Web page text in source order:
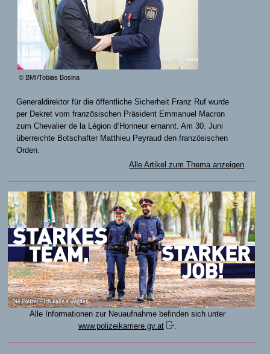
© BMI/Tobias Bosina
Generaldirektor für die öffentliche Sicherheit Franz Ruf wurde
per Dekret vom französischen Präsident Emmanuel Macron
zum Chevalier de la Légion d’Honneur ernannt. Am 30. Juni
überreichte Botschafter Matthieu Peyraud den französischen
Orden.
Alle Artikel zum Thema anzeigen
Alle Informationen zur Neuaufnahme befinden sich unter
www.polizeikarriere.gv.at
.